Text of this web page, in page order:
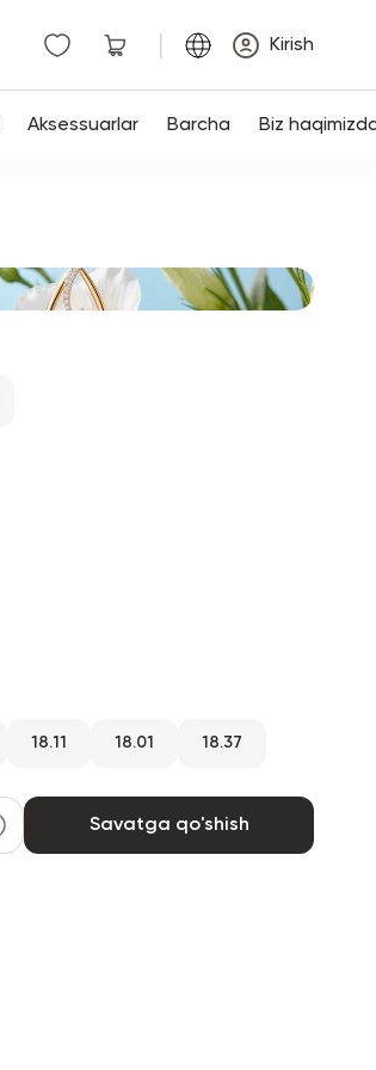
Kirish
Aksessuarlar Barcha Biz
18.11 18.01 18.37
Savatga qo'shish